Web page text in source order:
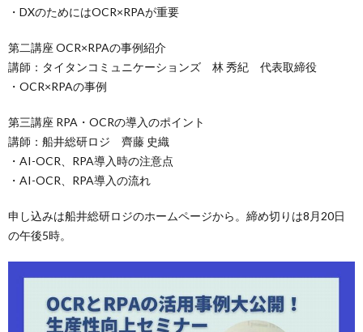
・DXのためにはOCR×RPAが重要
第二講座 OCR×RPAの事例紹介
講師：タイタンコミュニケーションズ 林 秀紀 代表取締役
・OCR×RPAの事例
第三講座 RPA・OCRの導入のポイント
講師：船井総研ロジ 齊藤 史織
・AI-OCR、RPA導入時の注意点
・AI-OCR、RPA導入の流れ
申し込みは船井総研ロジのホームページから。締め切りは8月20日
の午後5時。